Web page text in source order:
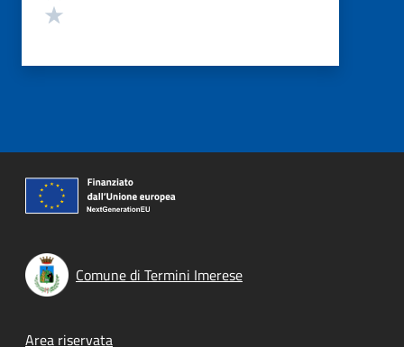
Comune di Termini Imerese
Area riservata